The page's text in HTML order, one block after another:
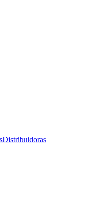
Distribuidoras